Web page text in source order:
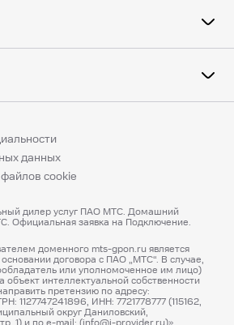
данных
cookie
дилер услуг ПАО МТС. Домашний
Официальная заявка на Подключение.
доменного mts-gpon.ru является
договора с ПАО „МТС“. В случае,
или уполномоченное им лицо)
объект интеллектуальной собственности
претензию по адресу:
1127747241896, ИНН: 7721778777 (115162,
округ Даниловский,